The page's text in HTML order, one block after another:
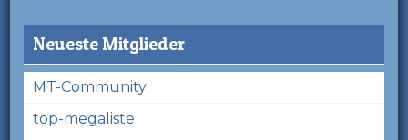
Neueste Mitglieder
MT-Community
top-megaliste